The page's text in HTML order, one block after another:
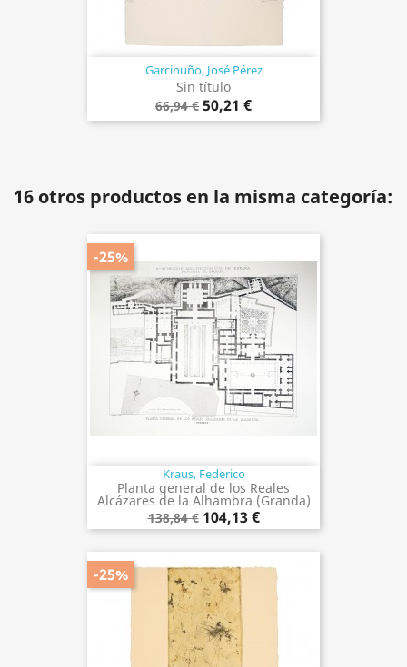
Garcinuño, José Pérez
Sin título
66,94 € 50,21 €
16 otros productos en la misma categoría:
Kraus, Federico
Planta general de los Reales
Alcázares de la Alhambra (Granda)
138,84 € 104,13 €
-25%
-25%